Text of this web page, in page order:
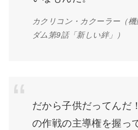
カクリコン・カクーラー（
ダム第9話「新しい絆」）
だから子供だってんだ
の作戦の主導権を握っ